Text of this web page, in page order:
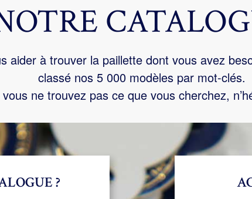
aider à trouver la paillette dont vous avez
classé nos 5 000 modèles par mot-clés.
ne trouvez pas ce que vous cherchez,
?